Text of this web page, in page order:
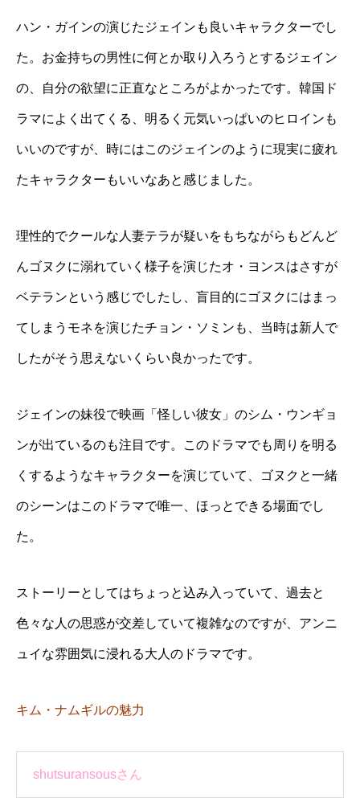
ハン・ガインの演じたジェインも良いキャラクターでし
た。お金持ちの男性に何とか取り入ろうとするジェイン
の、自分の欲望に正直なところがよかったです。韓国ド
ラマによく出てくる、明るく元気いっぱいのヒロインも
いいのですが、時にはこのジェインのように現実に疲れ
たキャラクターもいいなあと感じました。
理性的でクールな人妻テラが疑いをもちながらもどんど
んゴヌクに溺れていく様子を演じたオ・ヨンスはさすが
ベテランという感じでしたし、盲目的にゴヌクにはまっ
てしまうモネを演じたチョン・ソミンも、当時は新人で
したがそう思えないくらい良かったです。
ジェインの妹役で映画「怪しい彼女」のシム・ウンギョ
ンが出ているのも注目です。このドラマでも周りを明る
くするようなキャラクターを演じていて、ゴヌクと一緒
のシーンはこのドラマで唯一、ほっとできる場面でし
た。
ストーリーとしてはちょっと込み入っていて、過去と
色々な人の思惑が交差していて複雑なのですが、アンニ
ュイな雰囲気に浸れる大人のドラマです。
キム・ナムギルの魅力
shutsuransousさん